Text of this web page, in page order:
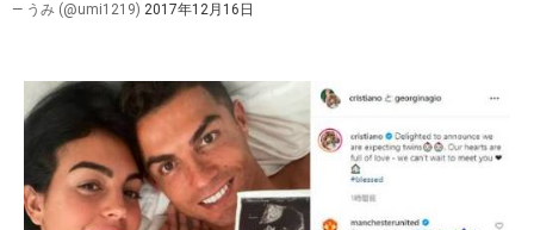
— うみ (@umi1219) 2017年12月16日